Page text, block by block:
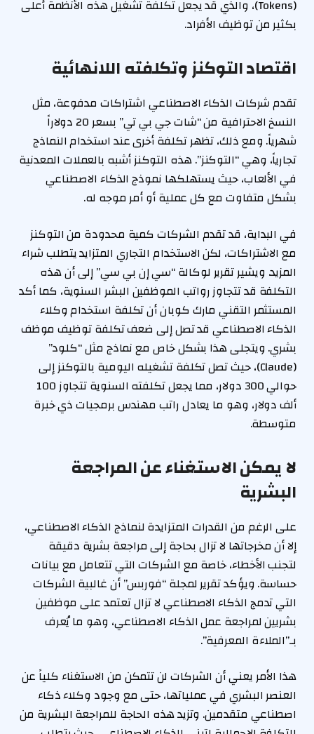
(Tokens)، والذي قد يجعل تكلفة تشغيل هذه الأنظمة أعلى
بكثير من توظيف الأفراد.
اقتصاد التوكنز وتكلفته اللانهائية
تقدم شركات الذكاء الاصطناعي اشتراكات مدفوعة، مثل
النسخ الاحترافية من “شات جي بي تي” بسعر 20 دولاراً
شهرياً. ومع ذلك، تظهر تكلفة أخرى عند استخدام النماذج
تجارياً، وهي “التوكنز”. هذه التوكنز أشبه بالعملات المعدنية
في الألعاب، حيث يستهلكها نموذج الذكاء الاصطناعي
بشكل متفاوت مع كل عملية أو أمر موجه له.
في البداية، قد تقدم الشركات كمية محدودة من التوكنز
مع الاشتراكات، لكن الاستخدام التجاري المتزايد يتطلب شراء
المزيد. ويشير تقرير لوكالة “سي إن بي سي” إلى أن هذه
التكلفة قد تتجاوز رواتب الموظفين البشر السنوية، كما أكد
المستثمر التقني مارك كوبان أن تكلفة استخدام وكلاء
الذكاء الاصطناعي قد تصل إلى ضعف تكلفة توظيف موظف
بشري. ويتجلى هذا بشكل خاص مع نماذج مثل “كلود”
(Claude)، حيث تصل تكلفة تشغيله اليومية بالتوكنز إلى
حوالي 300 دولار، مما يجعل تكلفته السنوية تتجاوز 100
ألف دولار، وهو ما يعادل راتب مهندس برمجيات ذي خبرة
متوسطة.
لا يمكن الاستغناء عن المراجعة
البشرية
على الرغم من القدرات المتزايدة لنماذج الذكاء الاصطناعي،
إلا أن مخرجاتها لا تزال بحاجة إلى مراجعة بشرية دقيقة
لتجنب الأخطاء، خاصة مع الشركات التي تتعامل مع بيانات
حساسة. ويؤكد تقرير لمجلة “فوربس” أن غالبية الشركات
التي تدمج الذكاء الاصطناعي لا تزال تعتمد على موظفين
بشريين لمراجعة عمل الذكاء الاصطناعي، وهو ما يُعرف
بـ”الملاءة المعرفية”.
هذا الأمر يعني أن الشركات لن تتمكن من الاستغناء كلياً عن
العنصر البشري في عملياتها، حتى مع وجود وكلاء ذكاء
اصطناعي متقدمين. وتزيد هذه الحاجة للمراجعة البشرية من